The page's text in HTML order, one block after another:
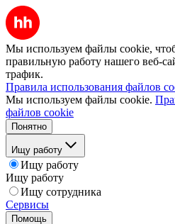
Мы используем файлы cookie,
правильную работу нашего веб-
трафик.
Правила использования файлов
Мы используем файлы cookie.
файлов cookie
Понятно
Ищу работу
Ищу работу
Ищу работу
Ищу сотрудника
Сервисы
Помощь